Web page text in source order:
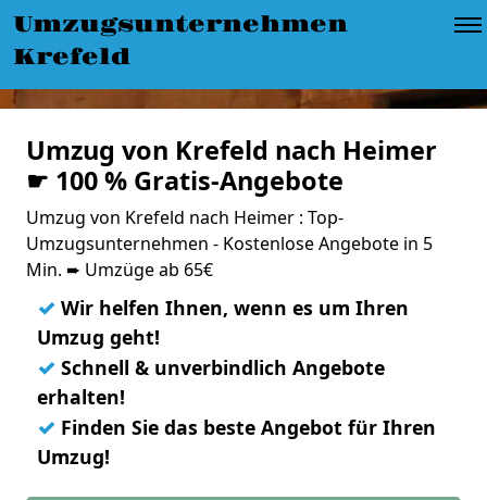
Umzugsunternehmen
Krefeld
Umzug von Krefeld nach Heimer
☛ 100 % Gratis-Angebote
Umzug von Krefeld nach Heimer : Top-
Umzugsunternehmen - Kostenlose Angebote in 5
Min. ➨ Umzüge ab 65€
✓ Wir helfen Ihnen, wenn es um Ihren
Umzug geht!
✓ Schnell & unverbindlich Angebote
erhalten!
✓ Finden Sie das beste Angebot für Ihren
Umzug!